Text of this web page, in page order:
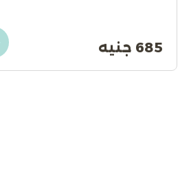
685 جنيه